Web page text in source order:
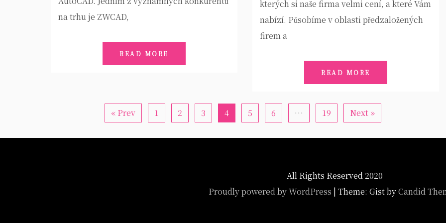
na trhu je ZWCAD,
READ MORE
kterých si naše firma velmi cení, a které Vám
nabízí. Působíme v oblasti předzaložených
firem a
READ MORE
« Prev 1 2 3 4 5 6 … 19 Next »
All Rights Reserved 2020
Proudly powered by WordPress | Theme: Gist byCandid